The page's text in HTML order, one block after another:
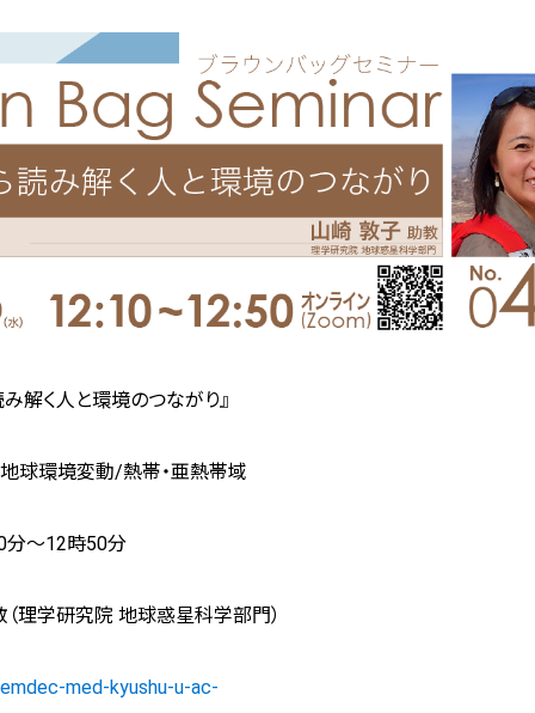
解く人と環境のつながり』
球環境変動/熱帯・亜熱帯域
分～12時50分
理学研究院 地球惑星科学部門）
med-kyushu-u-ac-